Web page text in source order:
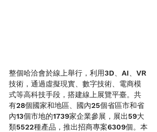
整個哈洽會於線上舉行，利用3D、AI、VR
技術，通過虛擬現實、數字技術、電商模
式等高科技手段，搭建線上展覽平臺。共
有28個國家和地區、國內25個省區市和省
內13個市地的1739家企業參展，展出59大
類5522種產品，推出招商專案6309個。本